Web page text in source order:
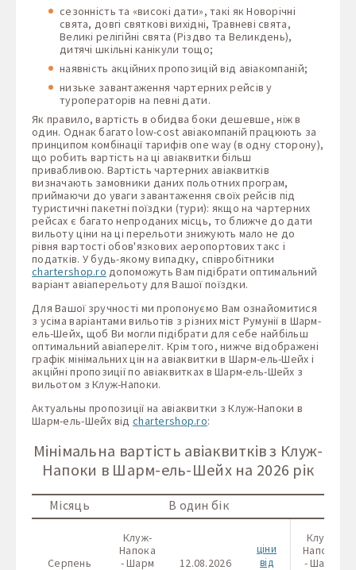
сезонність та «високі дати», такі як Новорічні
свята, довгі святкові вихідні, Травневі свята,
Великі релігійні свята (Різдво та Великдень),
дитячі шкільні канікули тощо;
наявність акційних пропозицій від авіакомпаній;
низьке завантаження чартерних рейсів у
туроператорів на певні дати.
Як правило, вартість в обидва боки дешевше, ніж в
один. Однак багато low-cost авіакомпаній працюють за
принципом комбінації тарифів one way (в одну сторону),
що робить вартість на ці авіаквитки більш
привабливою. Вартість чартерних авіаквитків
визначають замовники даних польотних програм,
приймаючи до уваги завантаження своїх рейсів під
туристичні пакетні поїздки (тури): якщо на чартерних
рейсах є багато непроданих місць, то ближче до дати
вильоту ціни на ці перельоти знижують мало не до
рівня вартості обов'язкових аеропортових такс і
податків. У будь-якому випадку, співробітники
chartershop.ro допоможуть Вам підібрати оптимальний
варіант авіаперельоту для Вашої поїздки.
Для Вашої зручності ми пропонуємо Вам ознайомитися
з усіма варіантами вильотів з різних міст Румунії в Шарм-
ель-Шейх, щоб Ви могли підібрати для себе найбільш
оптимальний авіапереліт. Крім того, нижче відображені
графік мінімальних цін на авіаквитки в Шарм-ель-Шейх і
акційні пропозиції по авіаквитках в Шарм-ель-Шейх з
вильотом з Клуж-Напоки.
Актуальны пропозиції на авіаквитки з Клуж-Напоки в
Шарм-ель-Шейх відchartershop.ro:
Мінімальна вартість авіаквитків з Клуж-
Напоки в Шарм-ель-Шейх на 2026 рік
Місяць В один бік
Серпень
Клуж-
Напока
- Шарм
12.08.2026
ціни
від
Клуж-
Напока
- Шарм